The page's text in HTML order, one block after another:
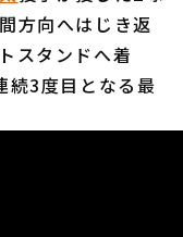
方向へはじき返
スタンドへ着
続3度目となる最